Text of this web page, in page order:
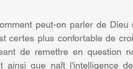
peut-on parler de
certes plus confortable de
de remettre en question
ainsi que naît l'intelligence